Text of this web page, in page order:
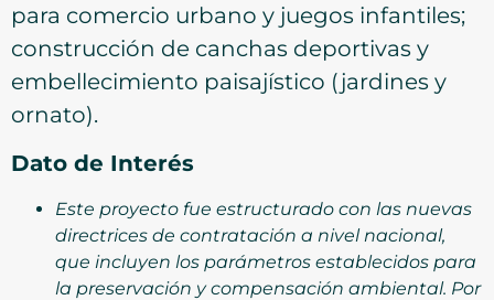
para comercio urbano y juegos infantiles;
construcción de canchas deportivas y
embellecimiento paisajístico (jardines y
ornato).
Dato de Interés
Este proyecto fue estructurado con las nuevas
directrices de contratación a nivel nacional,
que incluyen los parámetros establecidos para
la preservación y compensación ambiental. Por